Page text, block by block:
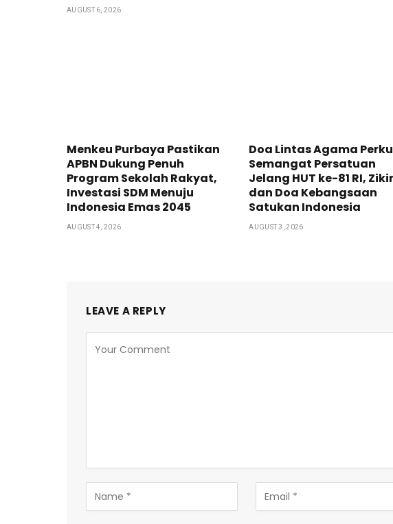
AUGUST 6, 2026
Menkeu Purbaya Pastikan
APBN Dukung Penuh
Program Sekolah Rakyat,
Investasi SDM Menuju
Indonesia Emas 2045
AUGUST 4, 2026
Doa Lintas Agama
Semangat Persatuan
Jelang HUT ke-81 RI, Zikir
dan Doa Kebangsaan
Satukan Indonesia
AUGUST 3, 2026
LEAVE A REPLY